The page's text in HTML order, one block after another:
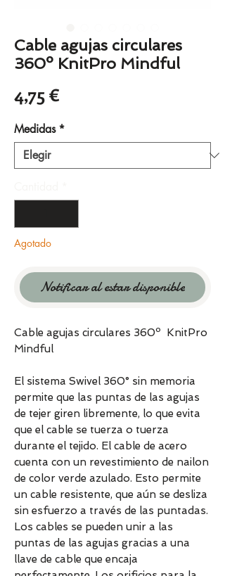
Cable agujas circulares
360º KnitPro Mindful
4,75 €
Medidas *
Agotado
Notificar al estar disponible
Cable agujas circulares 360º KnitPro
Mindful
El sistema Swivel 360° sin memoria
permite que las puntas de las agujas
de tejer giren libremente, lo que evita
que el cable se tuerza o tuerza
durante el tejido. El cable de acero
cuenta con un revestimiento de nailon
de color verde azulado. Esto permite
un cable resistente, que aún se desliza
sin esfuerzo a través de las puntadas.
Los cables se pueden unir a las
puntas de las agujas gracias a una
llave de cable que encaja